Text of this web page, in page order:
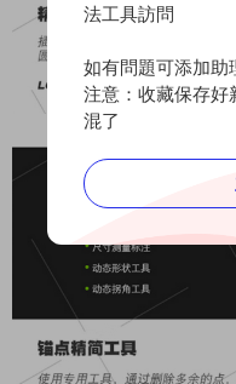
法工具訪問
如有問題可添加
注意：收藏保存好
混了